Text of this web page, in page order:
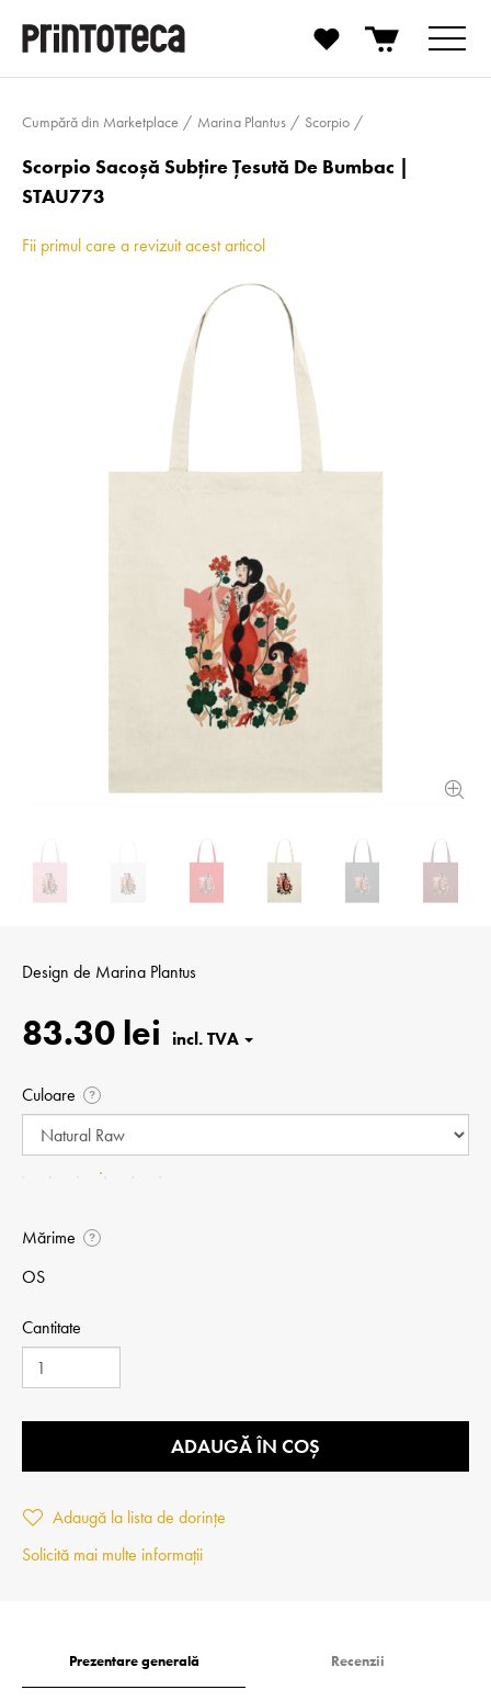
Cumpără din Marketplace Marina Plantus Scorpio
Scorpio Sacoșă Subțire Țesută De Bumbac |
STAU773
Fii primul care a revizuit acest articol
Design de Marina Plantus
83.30 lei
Culoare ?
Mărime ?
OS
Cantitate
ADAUGĂ ÎN COȘ
Adaugă la lista de dorințe
Solicită mai multe informații
Prezentare generală Recenzii